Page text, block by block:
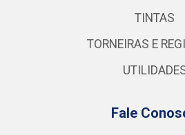
TINTAS
TORNEIRAS E
Fale